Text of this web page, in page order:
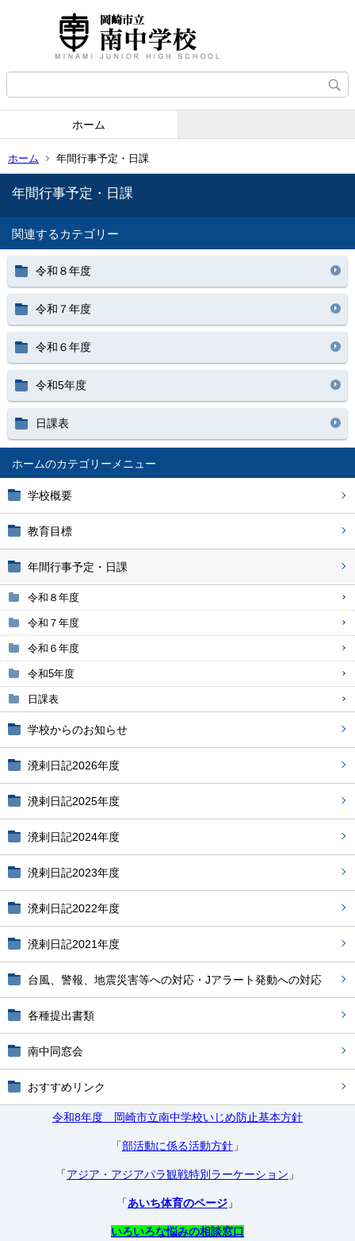
ホーム
ホーム 年間行事予定・日課
ホーム
学校概要
教育目標
年間行事予定・日課
令和８年度
令和７年度
令和６年度
令和5年度
日課表
学校からのお知らせ
溌剌日記2026年度
溌剌日記2025年度
溌剌日記2024年度
溌剌日記2023年度
溌剌日記2022年度
溌剌日記2021年度
台風、警報、地震災害等への対応・Jアラート発動への対応
各種提出書類
南中同窓会
おすすめリンク
令和8年度 岡崎市立南中学校いじめ防止基本方針
「部活動に係る活動方針 」
「アジア・アジアパラ観戦特別ラーケーション 」
「あいち体育のページ 」
いろいろな悩みの相談窓口
年間行事予定・日課
関連するカテゴリー
令和８年度
令和７年度
令和６年度
令和5年度
日課表